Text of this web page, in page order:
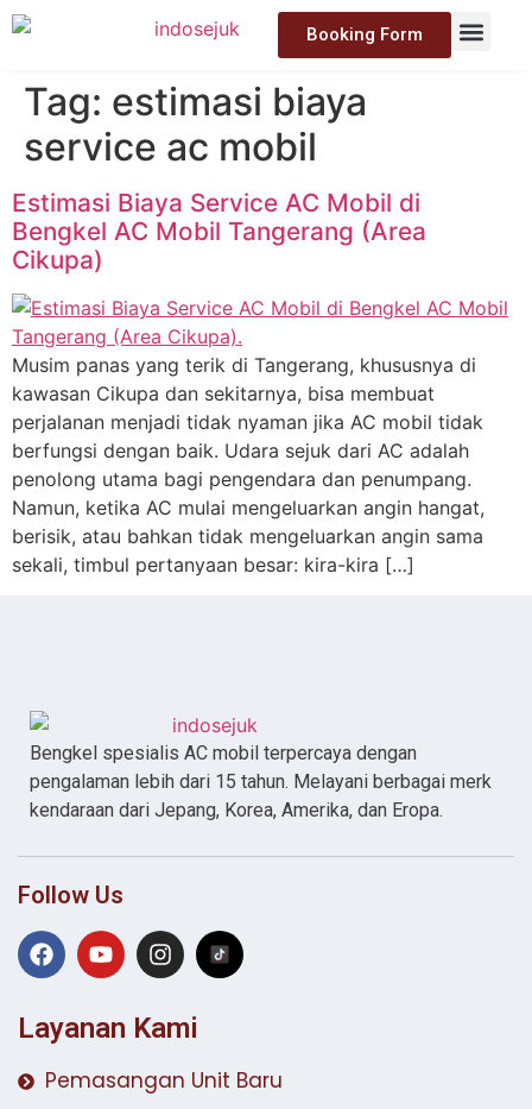
Booking Form
Tag: estimasi biaya
service ac mobil
Estimasi Biaya Service AC Mobil di
Bengkel AC Mobil Tangerang (Area
Cikupa)
Musim panas yang terik di Tangerang, khususnya di
kawasan Cikupa dan sekitarnya, bisa membuat
perjalanan menjadi tidak nyaman jika AC mobil tidak
berfungsi dengan baik. Udara sejuk dari AC adalah
penolong utama bagi pengendara dan penumpang.
Namun, ketika AC mulai mengeluarkan angin hangat,
berisik, atau bahkan tidak mengeluarkan angin sama
sekali, timbul pertanyaan besar: kira-kira […]
Bengkel spesialis AC mobil terpercaya dengan
pengalaman lebih dari 15 tahun. Melayani berbagai merk
kendaraan dari Jepang, Korea, Amerika, dan Eropa.
Follow Us
Layanan Kami
Pemasangan Unit Baru